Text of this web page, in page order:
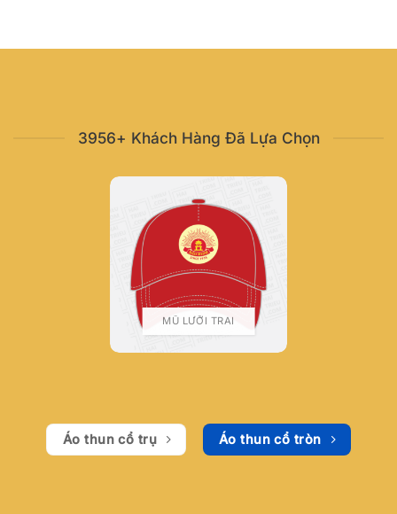
3956+ Khách Hàng Đã Lựa Chọn
MŨ LƯỠI TRAI
Áo thun cổ trụ Áo thun cổ tròn